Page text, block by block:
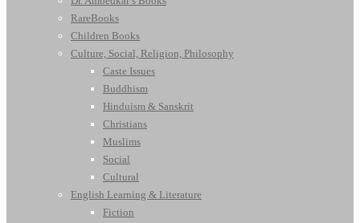
RareBooks
Children Books
Culture, Social, Religion, Philosophy
Caste Issues
Buddhism
Hinduism & Sanskrit
Christians
Muslims
Social
Cultural
English Learning & Literature
Fiction